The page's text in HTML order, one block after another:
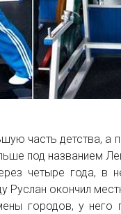
часть детства, а
под названием
четыре года, в
Руслан окончил
городов, у него